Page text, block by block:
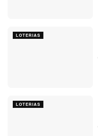
LOTERIAS
LOTERIAS